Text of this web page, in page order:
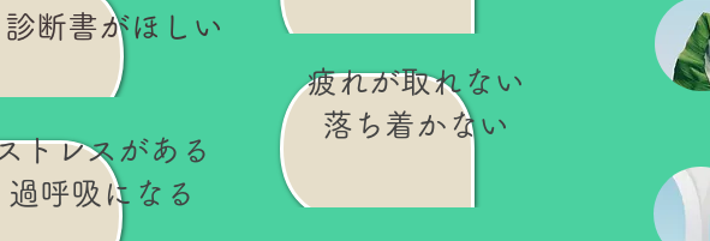
トレスがある
疲れが取れない
落ち着かない
診断書がほしい
過呼吸になる